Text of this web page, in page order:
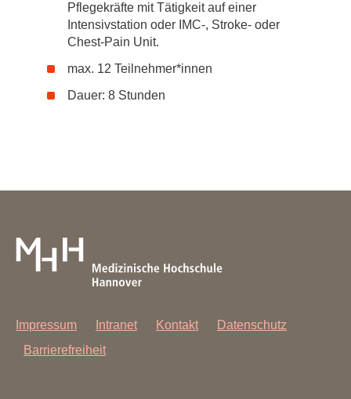
Pflegekräfte mit Tätigkeit auf einer
Intensivstation oder IMC-, Stroke- oder
Chest-Pain Unit.
max. 12 Teilnehmer*innen
Dauer: 8 Stunden
Impressum Intranet Kontakt
Datenschutz
Barrierefreiheit